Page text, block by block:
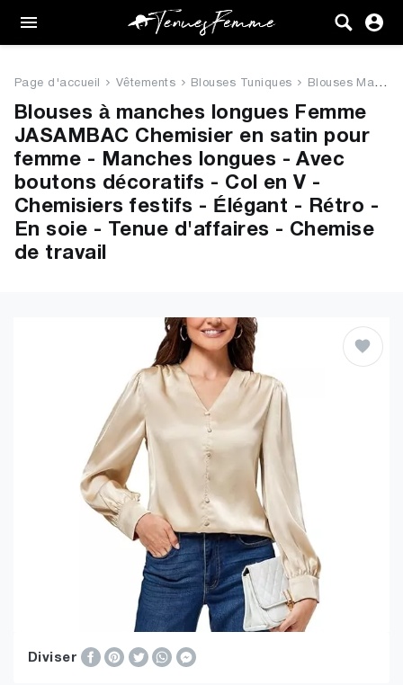
Femme
Vêtements
Chaussures
Sacs
Accessoires
Page d'accueil Vêtements Blouses Tuniques Blouses Manches Longues
Blouses à manches longues Femme
JASAMBAC Chemisier en satin pour
femme - Manches longues - Avec
boutons décoratifs - Col en V -
Chemisiers festifs - Élégant - Rétro -
En soie - Tenue d'affaires - Chemise
de travail
Diviser